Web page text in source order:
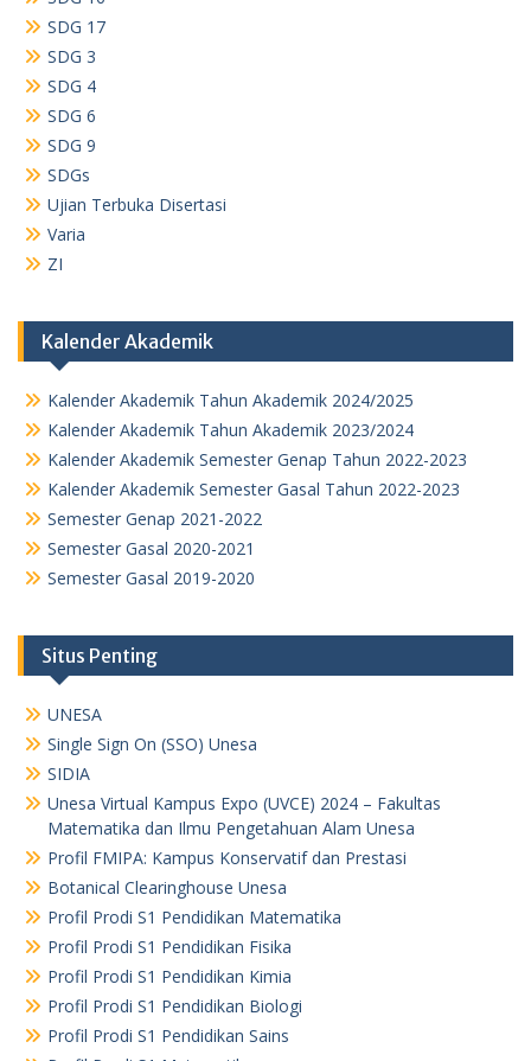
SDG 17
SDG 3
SDG 4
SDG 6
SDG 9
SDGs
Ujian Terbuka Disertasi
Varia
ZI
Kalender Akademik
Kalender Akademik Tahun Akademik 2024/2025
Kalender Akademik Tahun Akademik 2023/2024
Kalender Akademik Semester Genap Tahun 2022-2023
Kalender Akademik Semester Gasal Tahun 2022-2023
Semester Genap 2021-2022
Semester Gasal 2020-2021
Semester Gasal 2019-2020
Situs Penting
UNESA
Single Sign On (SSO) Unesa
SIDIA
Unesa Virtual Kampus Expo (UVCE) 2024 – Fakultas
Matematika dan Ilmu Pengetahuan Alam Unesa
Profil FMIPA: Kampus Konservatif dan Prestasi
Botanical Clearinghouse Unesa
Profil Prodi S1 Pendidikan Matematika
Profil Prodi S1 Pendidikan Fisika
Profil Prodi S1 Pendidikan Kimia
Profil Prodi S1 Pendidikan Biologi
Profil Prodi S1 Pendidikan Sains